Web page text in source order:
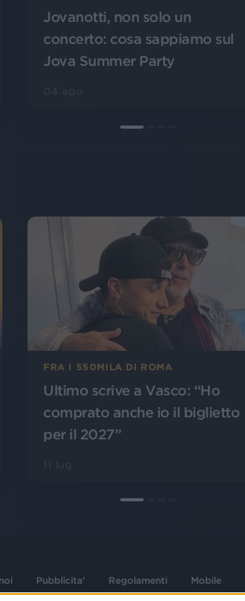
Jovanotti, non solo un
concerto: cosa sappiamo sul
Jova Summer Party
FRA I 550MILA DI ROMA
Ultimo scrive a Vasco: “Ho
comprato anche io il biglietto
per il 2027”
Pubblicita' Regolamenti Mobile